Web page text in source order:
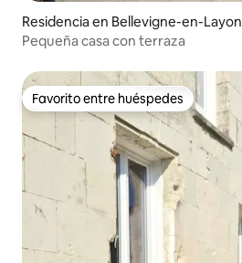
Residencia en Bellevigne-en-Layon
Pequeña casa con terraza
Favorito entre huéspedes
Favorito entre huéspedes